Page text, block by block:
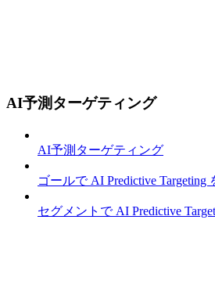
AI予測ターゲティング
AI予測ターゲティング
ゴールで AI Predictive Targeting
セグメントで AI Predictive